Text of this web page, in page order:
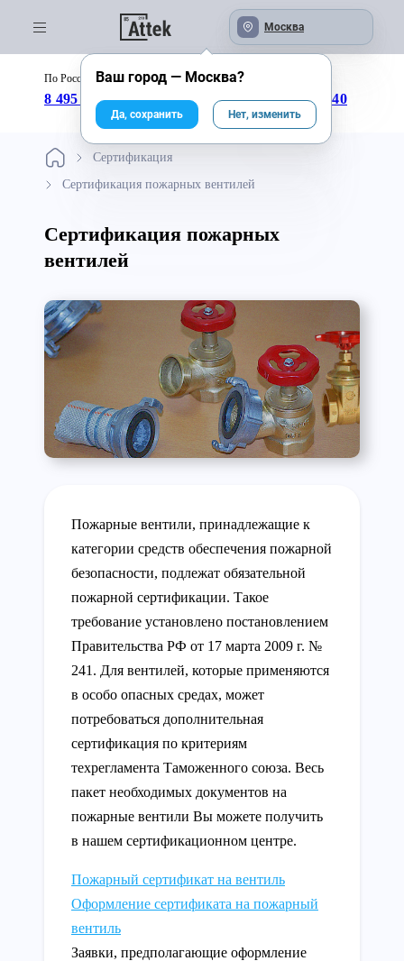
Москва
По России бесплатно:
8 495 246-04-43 8 800 333-25-40
Сертификация
Сертификация пожарных вентилей
Сертификация пожарных
вентилей
Пожарные вентили, принадлежащие к
категории средств обеспечения пожарной
безопасности, подлежат обязательной
пожарной сертификации. Такое
требование установлено постановлением
Правительства РФ от 17 марта 2009 г. №
241. Для вентилей, которые применяются
в особо опасных средах, может
потребоваться дополнительная
сертификация по критериям
техрегламента Таможенного союза. Весь
пакет необходимых документов на
пожарные вентили Вы можете получить
в нашем сертификационном центре.
Пожарный сертификат на вентиль
Оформление сертификата на пожарный
вентиль
Заявки, предполагающие оформление
Ваш город — Москва?
Да, сохранить Нет, изменить